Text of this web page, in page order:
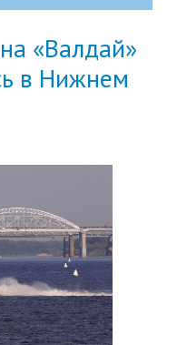
«Валдай»
в Нижнем